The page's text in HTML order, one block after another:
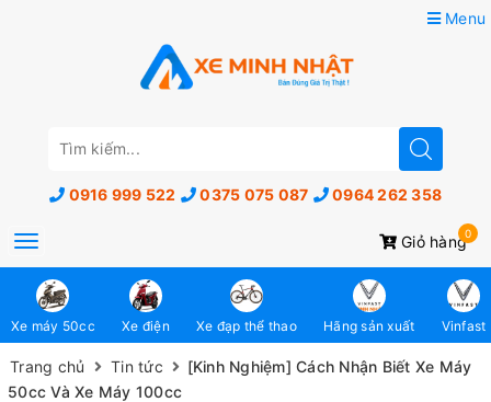
Menu
0916 999 522 0375 075 087 0964 262 358
Giỏ hàng0
Toggle
navigation
Xe máy 50cc Xe điện Xe đạp thể thao Hãng sản xuất Vinfast
Trang chủ Tin tức
[Kinh Nghiệm] Cách Nhận Biết Xe Máy
50cc Và Xe Máy 100cc